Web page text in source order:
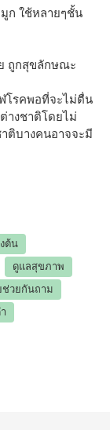
ก ใช้หลายๆชั้น
ถูกสุขลักษณะ
โรคพอที่จะไม่ตื่น
างชาติโดยไม่
ติบางคนอาจจะมี
ต้น
ดูแลสุขภาพ
ช่วยกันถาม